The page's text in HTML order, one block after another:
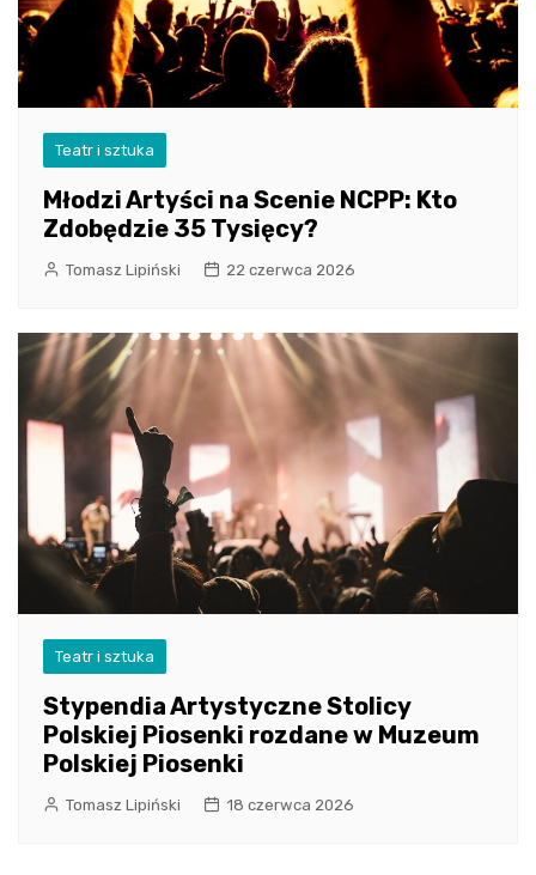
Teatr i sztuka
Młodzi Artyści na Scenie NCPP: Kto
Zdobędzie 35 Tysięcy?
Tomasz Lipiński 22 czerwca 2026
Teatr i sztuka
Stypendia Artystyczne Stolicy
Polskiej Piosenki rozdane w Muzeum
Polskiej Piosenki
Tomasz Lipiński 18 czerwca 2026